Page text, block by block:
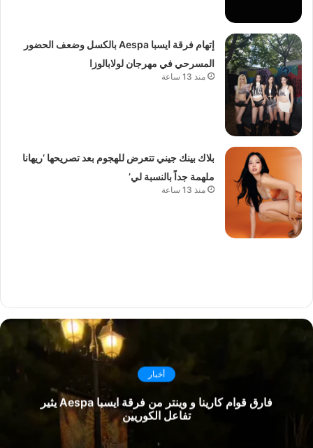
إتهام فرقة ايسبا Aespa بالكسل وضعف الحضور
المسرحي في مهرجان لولابالوزا
منذ 13 ساعة
بلاك بينك جيني تتعرض للهجوم بعد تصريحها ‘ريهانا
ملهمة جداً بالنسبة لي’
منذ 13 ساعة
أخبار
فارق قوام كارينا و وينتر من فرقة ايسبا Aespa يثير
تفاعل الكوريين